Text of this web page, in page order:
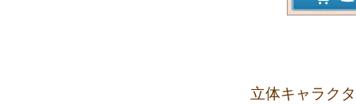
立体キャラク